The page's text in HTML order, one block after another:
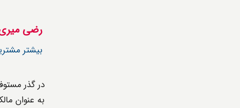
رضی
بیشتر
در گذر
به عنوان